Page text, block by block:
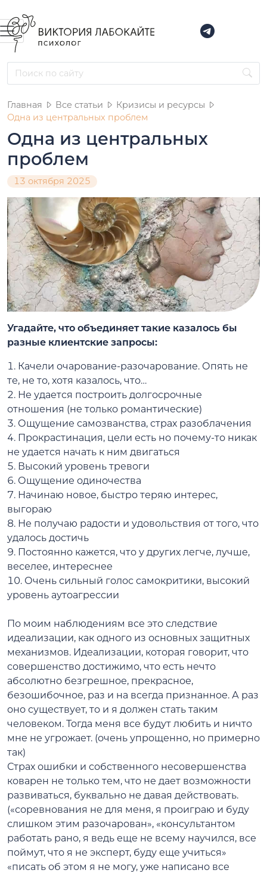
Главная Все статьи
Кризисы и ресурсы
Одна из центральных проблем
Одна из центральных
проблем
13 октября 2025
Угадайте, что объединяет такие казалось бы
разные клиентские запросы:
1. Качели очарование-разочарование. Опять не
те, не то, хотя казалось, что…
2. Не удается построить долгосрочные
отношения (не только романтические)
3. Ощущение самозванства, страх разоблачения
4. Прокрастинация, цели есть но почему-то никак
не удается начать к ним двигаться
5. Высокий уровень тревоги
6. Ощущение одиночества
7. Начинаю новое, быстро теряю интерес,
выгораю
8. Не получаю радости и удовольствия от того, что
удалось достичь
9. Постоянно кажется, что у других легче, лучше,
веселее, интереснее
10. Очень сильный голос самокритики, высокий
уровень аутоагрессии
По моим наблюдениям все это следствие
идеализации, как одного из основных защитных
механизмов. Идеализации, которая говорит, что
совершенство достижимо, что есть нечто
абсолютно безгрешное, прекрасное,
безошибочное, раз и на всегда признанное. А раз
оно существует, то и я должен стать таким
человеком. Тогда меня все будут любить и ничто
мне не угрожает. (очень упрощенно, но примерно
так)
Страх ошибки и собственного несовершенства
коварен не только тем, что не дает возможности
развиваться, буквально не давая действовать.
(«соревнования не для меня, я проиграю и буду
слишком этим разочарован», «консультантом
работать рано, я ведь еще не всему научился, все
поймут, что я не эксперт, буду еще учиться»
«писать об этом я не могу, уже написано все